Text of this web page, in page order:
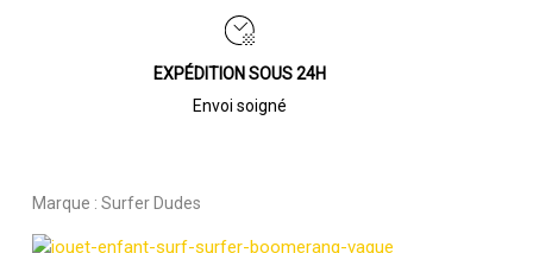
EXPÉDITION SOUS 24H
Envoi soigné
Marque : Surfer Dudes